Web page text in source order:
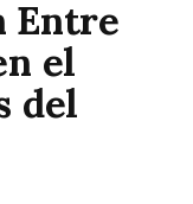
Entre
el
del